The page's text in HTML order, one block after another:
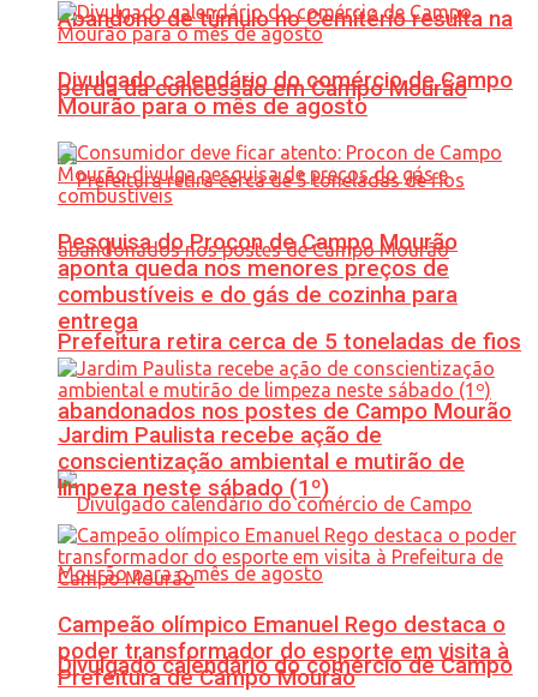
Abandono de túmulo no Cemitério resulta na
perda da concessão em Campo Mourão
Prefeitura retira cerca de 5 toneladas de fios
abandonados nos postes de Campo Mourão
Divulgado calendário do comércio de Campo
Divulgado calendário do comércio de Campo
Mourão para o mês de agosto
Pesquisa do Procon de Campo Mourão
aponta queda nos menores preços de
combustíveis e do gás de cozinha para
entrega
Jardim Paulista recebe ação de
conscientização ambiental e mutirão de
limpeza neste sábado (1º)
Campeão olímpico Emanuel Rego destaca o
poder transformador do esporte em visita à
Prefeitura de Campo Mourão